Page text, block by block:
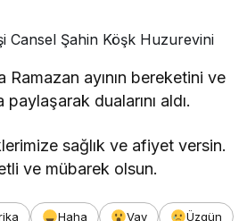
Ramazan ayının bereketini ve
dualarını aldı.
sağlık ve afiyet versin.
ve mübarek olsun.
Haha Vay
Üzgün